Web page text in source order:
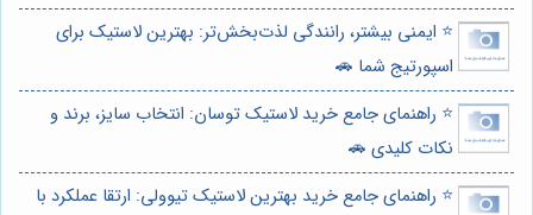
⭐️ ایمنی بیشتر، رانندگی لذت‌بخش‌تر: بهترین لاستیک برای
اسپورتیج شما 🚗
⭐️ راهنمای جامع خرید لاستیک توسان: انتخاب سایز، برند و
نکات کلیدی 🚗
⭐️ راهنمای جامع خرید بهترین لاستیک تیوولی: ارتقا عملکرد با